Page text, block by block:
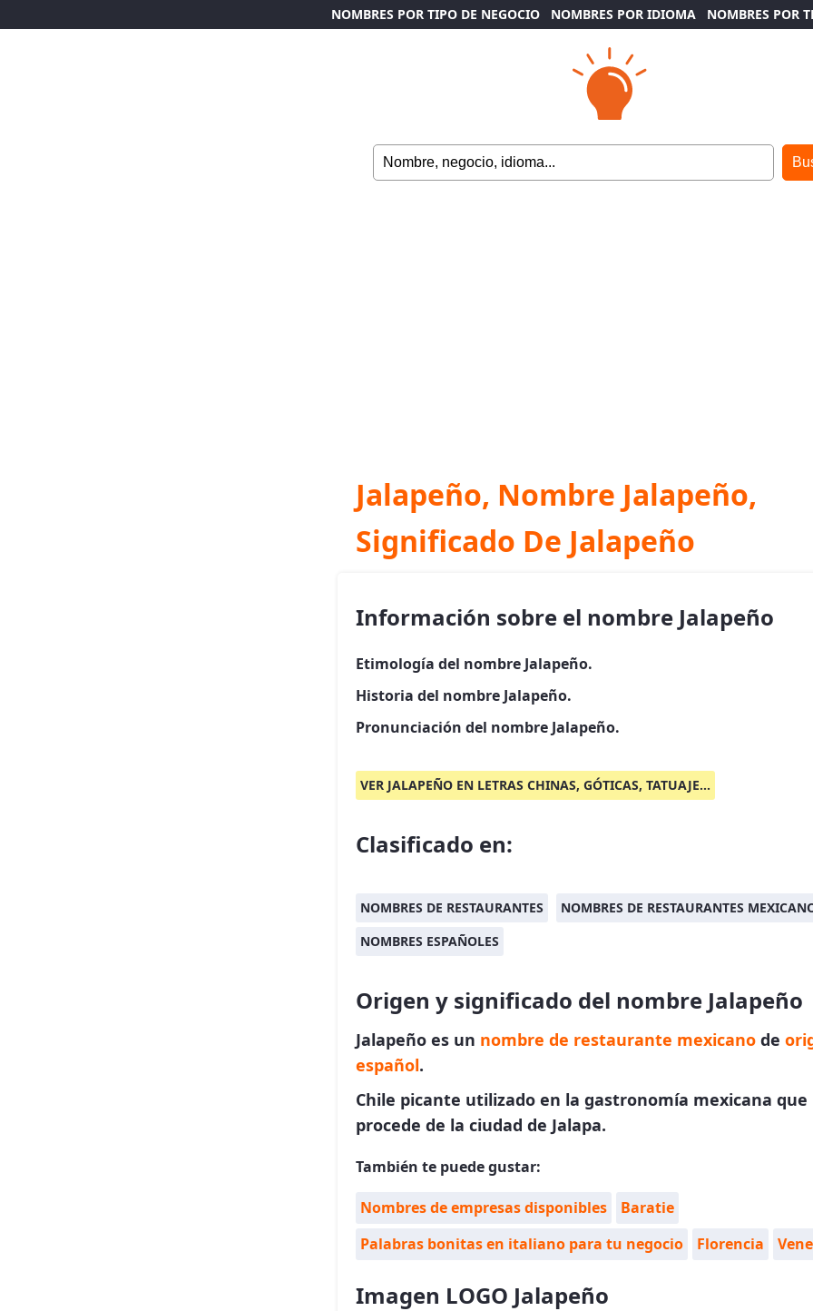
NOMBRES POR TIPO DE NEGOCIO NOMBRES POR IDIOMA NOMBRES POR
Jalapeño, Nombre Jalapeño,
Significado De Jalapeño
Información sobre el nombre Jalapeño
Etimología del nombre Jalapeño.
Historia del nombre Jalapeño.
Pronunciación del nombre Jalapeño.
VER JALAPEÑO EN LETRAS CHINAS, GÓTICAS, TATUAJE...
Clasificado en:
NOMBRES DE RESTAURANTES
NOMBRES DE RESTAURANTES
NOMBRES ESPAÑOLES
Origen y significado del nombre Jalapeño
Jalapeño es un nombre de restaurante mexicano de
español.
Chile picante utilizado en la gastronomía mexicana que
procede de la ciudad de Jalapa.
También te puede gustar:
Nombres de empresas disponibles
Baratie
Palabras bonitas en italiano para tu negocio
Florencia
Imagen LOGO Jalapeño